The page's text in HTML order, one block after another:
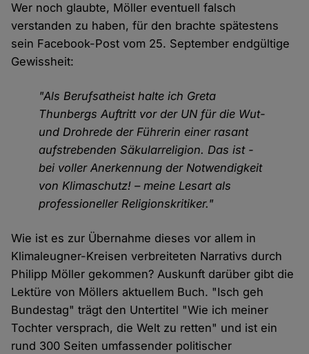
Wer noch glaubte, Möller eventuell falsch
verstanden zu haben, für den brachte spätestens
sein Facebook-Post vom 25. September endgültige
Gewissheit:
"Als Berufsatheist halte ich Greta
Thunbergs Auftritt vor der UN für die Wut-
und Drohrede der Führerin einer rasant
aufstrebenden Säkularreligion. Das ist -
bei voller Anerkennung der Notwendigkeit
von Klimaschutz! – meine Lesart als
professioneller Religionskritiker."
Wie ist es zur Übernahme dieses vor allem in
Klimaleugner-Kreisen verbreiteten Narrativs durch
Philipp Möller gekommen? Auskunft darüber gibt die
Lektüre von Möllers aktuellem Buch. "Isch geh
Bundestag" trägt den Untertitel "Wie ich meiner
Tochter versprach, die Welt zu retten" und ist ein
rund 300 Seiten umfassender politischer